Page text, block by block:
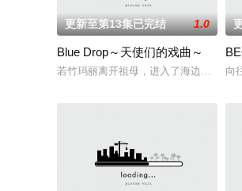
更新至第13集已完结 1.0
Blue Drop～天使们的戏曲～
若竹玛丽离开祖母，进入了海边的全寄
向